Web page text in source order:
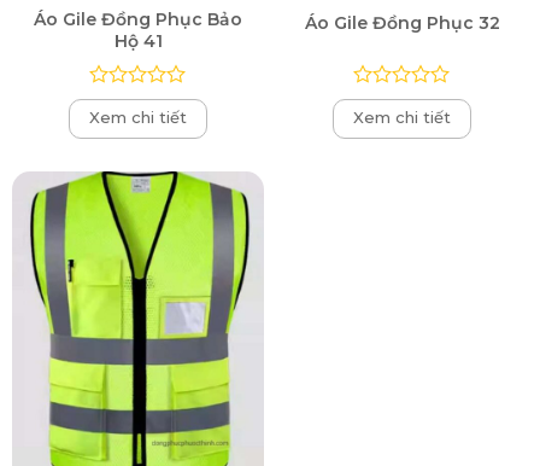
Áo Gile Đồng Phục Bảo
Hộ 41
Được
xếp
hạng
5
sao
Xem chi tiết
Áo Gile Đồng Phục 32
Được
xếp
hạng
Xem chi tiết